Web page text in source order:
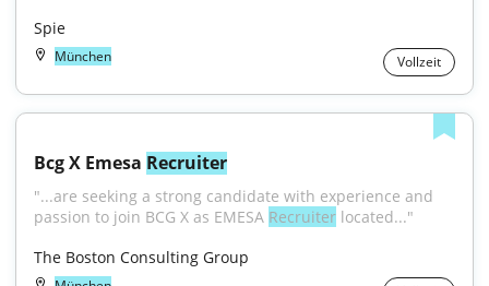
Spie
München Vollzeit
Bcg X Emesa Recruiter
"...are seeking a strong candidate with experience and
passion to join BCG X as EMESA Recruiter located..."
The Boston Consulting Group